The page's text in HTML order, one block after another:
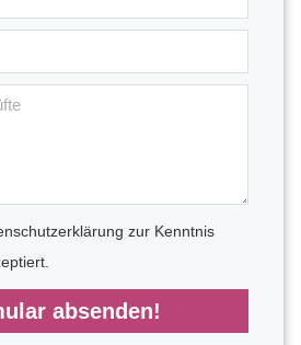
zur Kenntnis
absenden!